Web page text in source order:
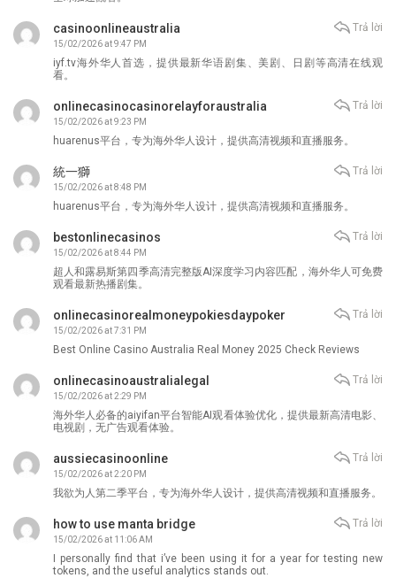
casinoonlineaustralia
15/02/2026 at 9:47 PM
iyf.tv海外华人首选，提供最新华语剧集、美剧、日剧等高清在线观
看。
Trả lời
onlinecasinocasinorelayforaustralia
15/02/2026 at 9:23 PM
huarenus平台，专为海外华人设计，提供高清视频和直播服务。
Trả lời
統一獅
15/02/2026 at 8:48 PM
huarenus平台，专为海外华人设计，提供高清视频和直播服务。
Trả lời
bestonlinecasinos
15/02/2026 at 8:44 PM
超人和露易斯第四季高清完整版AI深度学习内容匹配，海外华人可免费
观看最新热播剧集。
Trả lời
onlinecasinorealmoneypokiesdaypoker
15/02/2026 at 7:31 PM
Best Online Casino Australia Real Money 2025 Check Reviews
Trả lời
onlinecasinoaustralialegal
15/02/2026 at 2:29 PM
海外华人必备的aiyifan平台智能AI观看体验优化，提供最新高清电影、
电视剧，无广告观看体验。
Trả lời
aussiecasinoonline
15/02/2026 at 2:20 PM
我欲为人第二季平台，专为海外华人设计，提供高清视频和直播服务。
Trả lời
how to use manta bridge
15/02/2026 at 11:06 AM
I personally find that i’ve been using it for a year for testing new
tokens, and the useful analytics stands out.
Trả lời